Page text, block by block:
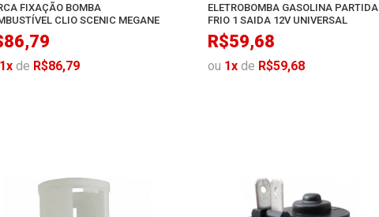
FIXAÇÃO BOMBA
CLIO SCENIC MEGANE
1x de R$86,79
ELETROBOMBA GASOLINA PARTIDA
FRIO 1 SAIDA 12V UNIVERSAL
R$59,68
ou 1x de R$59,68